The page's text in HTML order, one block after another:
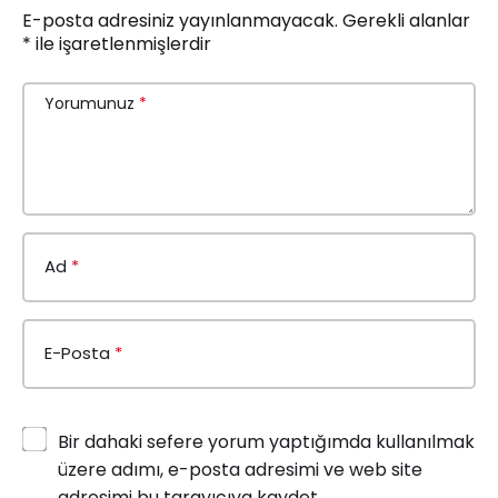
E-posta adresiniz yayınlanmayacak. Gerekli alanlar
* ile işaretlenmişlerdir
Yorumunuz *
Ad *
E-Posta *
Bir dahaki sefere yorum yaptığımda kullanılmak
üzere adımı, e-posta adresimi ve web site